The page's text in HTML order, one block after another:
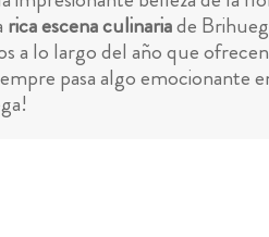
rica escena culinariade
a lo largo del año que
pasa algo emocionante